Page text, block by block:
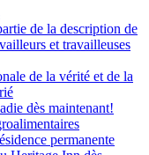
de la description de
et travailleuses
de la vérité et de la
dès maintenant!
permanente